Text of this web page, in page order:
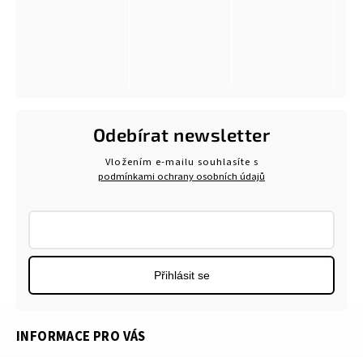
INFORMACE PRO VÁS
Odebírat newsletter
Vložením e-mailu souhlasíte s
podmínkami ochrany osobních údajů
Přihlásit se